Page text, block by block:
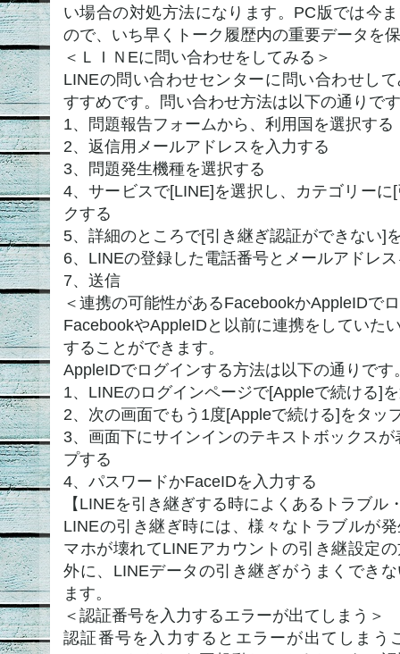
い場合の対処方法になります。PC版では今
ので、いち早くトーク履歴内の重要データを
＜ＬＩＮEに問い合わせをしてみる＞
LINEの問い合わせセンターに問い合わせし
すすめです。問い合わせ方法は以下の通りで
1、問題報告フォームから、利用国を選択する
2、返信用メールアドレスを入力する
3、問題発生機種を選択する
4、サービスで[LINE]を選択し、カテゴリー
クする
5、詳細のところで[引き継ぎ認証ができない]
6、LINEの登録した電話番号とメールアドレ
7、送信
＜連携の可能性があるFacebookかAppleIDで
FacebookやAppleIDと以前に連携をしていた
することができます。
AppleIDでログインする方法は以下の通りです
1、LINEのログインページで[Appleで続ける]
2、次の画面でもう1度[Appleで続ける]をタッ
3、画面下にサインインのテキストボックス
プする
4、パスワードかFaceIDを入力する
【LINEを引き継ぎする時によくあるトラブル
LINEの引き継ぎ時には、様々なトラブルが
マホが壊れてLINEアカウントの引き継設定
外に、LINEデータの引き継ぎがうまくでき
ます。
＜認証番号を入力するエラーが出てしまう＞
認証番号を入力するとエラーが出てしまう